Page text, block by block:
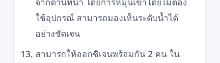
จากด้านหน้า โดยการหมุนเข้าโดยไม่ต้อง
ใช้อุปกรณ์ สามารถมองเห็นระดับน้ำได้
อย่างชัดเจน
สามารถให้ออกซิเจนพร้อมกัน 2 คน ใน